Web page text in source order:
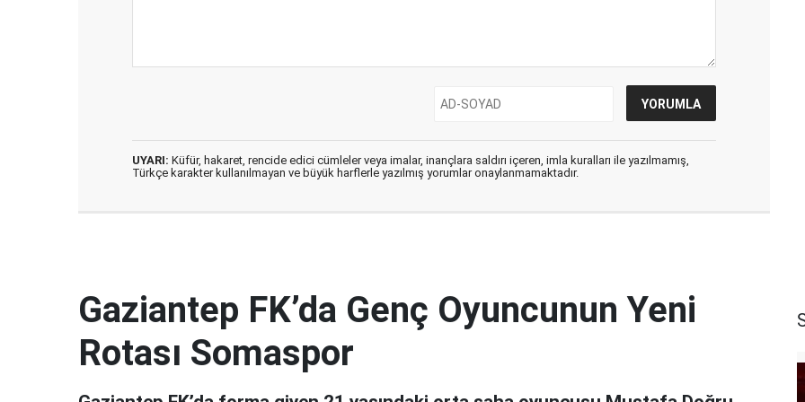
UYARI: Küfür, hakaret, rencide edici cümleler veya imalar, inançlara saldırı içeren, imla kuralları ile yazılmamış,
Türkçe karakter kullanılmayan ve büyük harflerle yazılmış yorumlar onaylanmamaktadır.
Gaziantep FK’da Genç Oyuncunun Yeni
Rotası Somaspor